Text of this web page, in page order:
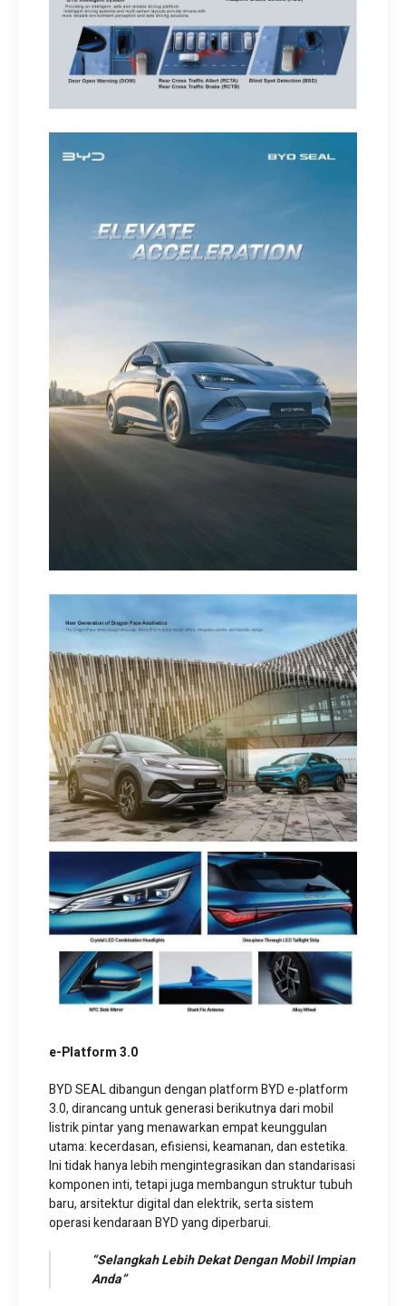
e-Platform 3.0
BYD SEAL dibangun dengan platform BYD e-platform
3.0, dirancang untuk generasi berikutnya dari mobil
listrik pintar yang menawarkan empat keunggulan
utama: kecerdasan, efisiensi, keamanan, dan estetika.
Ini tidak hanya lebih mengintegrasikan dan standarisasi
komponen inti, tetapi juga membangun struktur tubuh
baru, arsitektur digital dan elektrik, serta sistem
operasi kendaraan BYD yang diperbarui.
“Selangkah Lebih Dekat Dengan Mobil Impian
Anda”